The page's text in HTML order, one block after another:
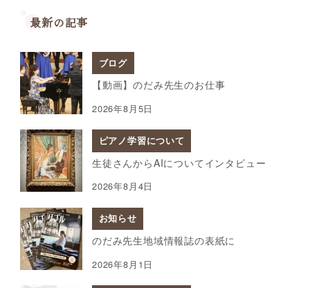
最新の記事
ブログ
【動画】のだみ先生のお仕事
2026年8月5日
ピアノ学習について
生徒さんからAIについてインタビュー
2026年8月4日
お知らせ
のだみ先生地域情報誌の表紙に
2026年8月1日